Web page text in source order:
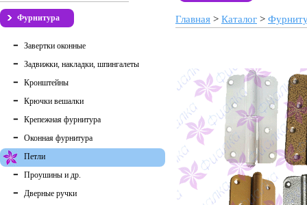
Фурнитура
Завертки оконные
Задвижки, накладки, шпингалеты
Кронштейны
Крючки вешалки
Крепежная фурнитура
Оконная фурнитура
Петли
Проушины и др.
Дверные ручки
Главная > Каталог >